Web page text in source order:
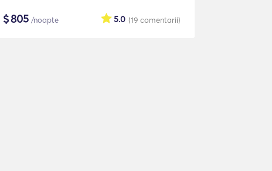
$805 /noapte (19 comentarii)
5.0